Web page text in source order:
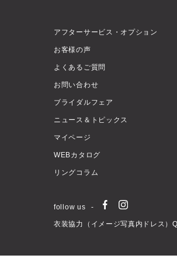
アフターサービス・オプション
お客様の声
よくあるご質問
お問い合わせ
ブライダルフェア
ニュース＆トピックス
マイページ
WEBカタログ
リングコラム
follow us
衣装協力（イメージ写真内ドレス）